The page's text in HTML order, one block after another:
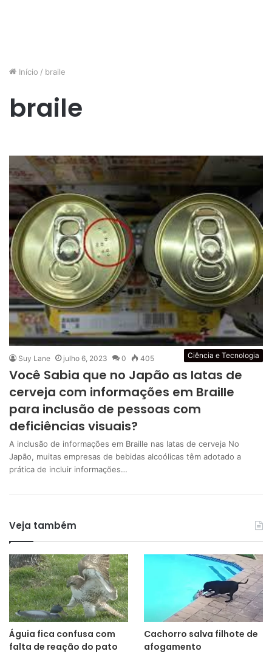
Início / braile
braile
Ciência e Tecnologia
Suy Lane julho 6, 2023 0 405
Você Sabia que no Japão as latas de
cerveja com informações em Braille
para inclusão de pessoas com
deficiências visuais?
A inclusão de informações em Braille nas latas de cerveja No
Japão, muitas empresas de bebidas alcoólicas têm adotado a
prática de incluir informações…
Veja também
Águia fica confusa com
falta de reação do pato
Cachorro salva filhote de
afogamento